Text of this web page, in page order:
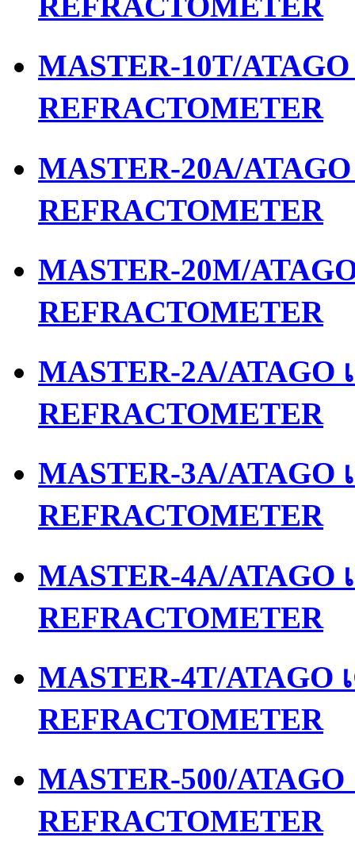
MASTER-10T/
REFRACTOMETER
MASTER-20A/
REFRACTOMETER
MASTER-20M/
REFRACTOMETER
MASTER-2A/ATAGO
REFRACTOMETER
MASTER-3A/ATAGO
REFRACTOMETER
MASTER-4A/ATAGO
REFRACTOMETER
MASTER-4T/ATAGO
REFRACTOMETER
MASTER-500/
REFRACTOMETER